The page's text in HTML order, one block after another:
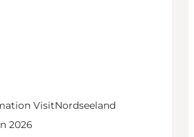
VisitNordseeland
2026